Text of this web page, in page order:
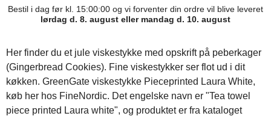
Bestil i dag før kl. 15:00:00 og vi forventer din ordre vil blive leveret
lørdag d. 8. august eller mandag d. 10. august
Her finder du et jule viskestykke med opskrift på peberkager
(Gingerbread Cookies). Fine viskestykker ser flot ud i dit
køkken. GreenGate viskestykke Pieceprinted Laura White,
køb her hos FineNordic. Det engelske navn er "Tea towel
piece printed Laura white", og produktet er fra kataloget